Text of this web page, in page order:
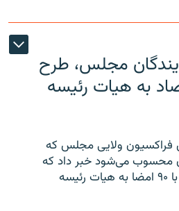
مجلس، طرح
به هیات رئیسه
فراکسیون ولایی مجلس که
محسوب می‌شود خبر داد که
طرح استیضاح وزیر اقتصاد با ۹۰ امضا به هیات رئیسه